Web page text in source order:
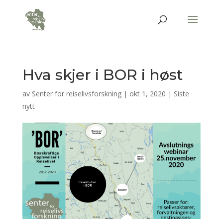
Hva skjer i BOR i høst
av Senter for reiselivsforskning| okt 1, 2020 | Siste
nytt